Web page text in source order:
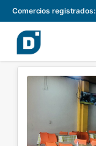
Comercios registrados: